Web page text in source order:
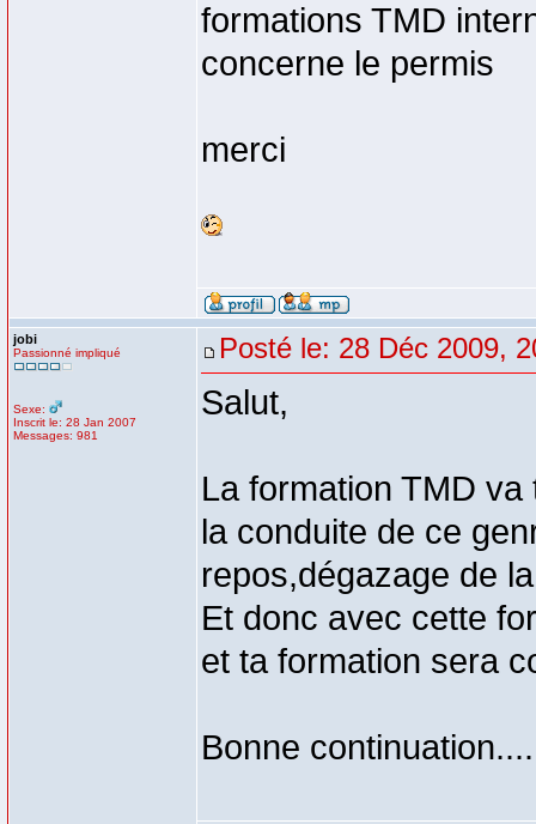
formations TMD
concerne le permis
merci
jobi
Passionné impliqué
Sexe:
Inscrit le: 28 Jan 2007
Messages: 981
Posté le: 28 Déc 2009,
Salut,
La formation TMD
la conduite de ce
repos,dégazage de
Et donc avec cette
et ta formation sera
Bonne continuation....